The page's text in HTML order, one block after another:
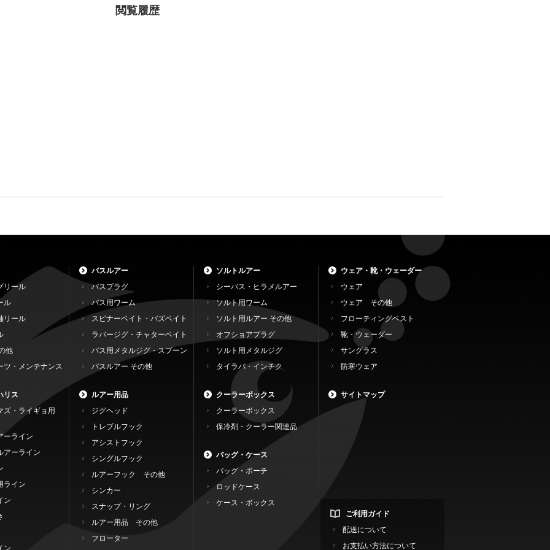
閲覧履歴
リール
ル
リール
他
ツ・メンテナンス
リス
ズ・ライギョ用
ーライン
アーライン
ライン
ン
ン
バスルアー
バスプラグ
バス用ワーム
スピナーベイト・バズベイト
ラバージグ・チャターベイト
バス用メタルジグ・スプーン
バスルアー その他
ルアー用品
ジグヘッド
トレブルフック
アシストフック
シングルフック
ルアーフック その他
シンカー
スナップ・リング
ルアー用品 その他
フローター
ソルトルアー
シーバス・ヒラメルアー
ソルト用ワーム
ソルト用ルアー その他
オフショアプラグ
ソルト用メタルジグ
タイラバ・インチク
クーラーボックス
クーラーボックス
保冷剤・クーラー関連品
バッグ・ケース
バッグ・ポーチ
ロッドケース
ケース・ボックス
ウェア・靴・ウェーダー
ウェア
ウェア その他
フローティングベスト
靴・ウェーダー
サングラス
防寒ウェア
サイトマップ
ご利用ガイド
配送について
お支払い方法について